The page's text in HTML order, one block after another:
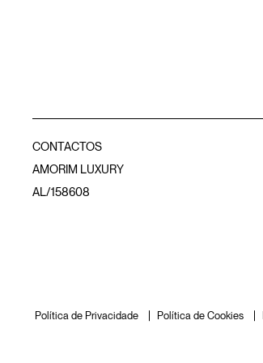
CONTACTOS
AMORIM LUXURY
AL/158608
Política de Privacidade Política de Cookies